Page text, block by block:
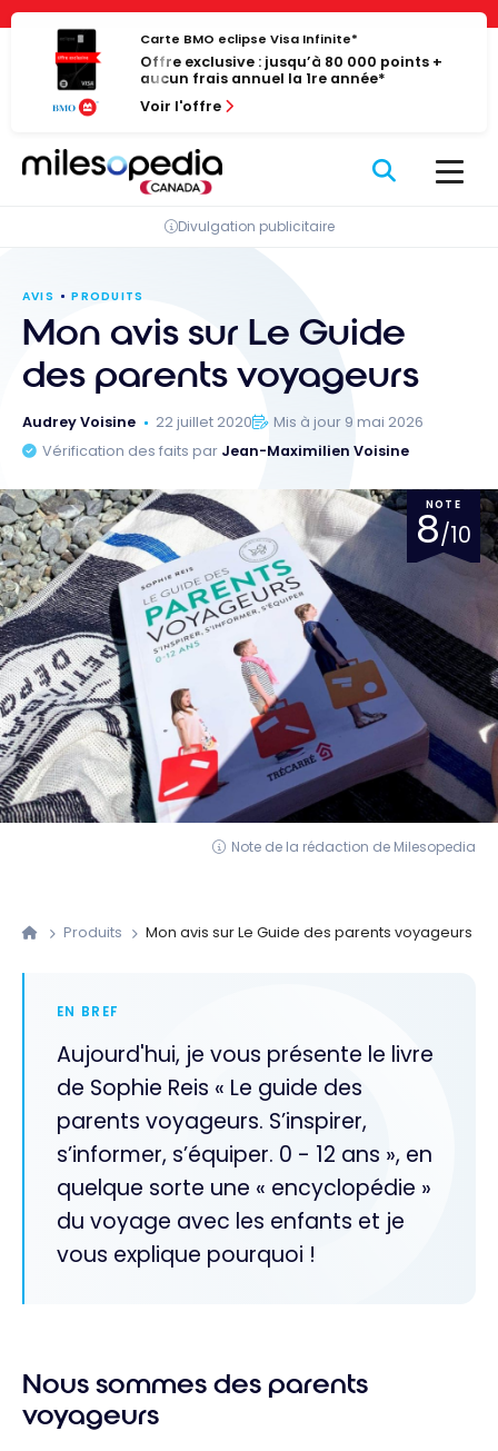
Panneau de gestion des cookies
Passer
contenu
Carte BMO eclipse Visa Infinite*
Offre exclusive : jusqu’à 80 000 points +
aucun frais annuel la 1re année*
Voir l'offre
Divulgation publicitaire
AVIS PRODUITS
Mon avis sur Le Guide
des parents voyageurs
Audrey Voisine 22 juillet 2020
Mis à jour 9 mai 2026
Vérification des faits par Jean-Maximilien Voisine
NOTE
8/10
Note de la rédaction de Milesopedia
Produits Mon avis sur Le Guide des parents voyageurs
EN BREF
Aujourd'hui, je vous présente le livre
de Sophie Reis « Le guide des
parents voyageurs. S’inspirer,
s’informer, s’équiper. 0 - 12 ans », en
quelque sorte une « encyclopédie »
du voyage avec les enfants et je
vous explique pourquoi !
Nous sommes des parents
voyageurs